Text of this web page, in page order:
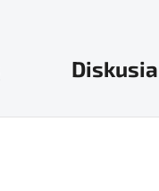
Diskusia